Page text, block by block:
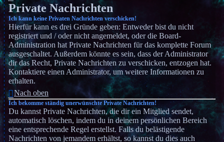
Private Nachrichten
Ich kann keine Privaten Nachrichten verschicken!
Hierfür kann es drei Gründe geben: Entweder bist du nicht
registriert und / oder nicht angemeldet, oder die Board-
Administration hat Private Nachrichten für das komplette Forum
ausgeschaltet. Außerdem könnte es sein, dass der Administrator
dir das Recht, Private Nachrichten zu verschicken, entzogen hat.
Kontaktiere einen Administrator, um weitere Informationen zu
erhalten.
Nach oben
Ich bekomme ständig unerwünschte Private Nachrichten!
Du kannst Private Nachrichten, die dir ein Mitglied sendet,
automatisch löschen, indem du in deinem persönlichen Bereich
eine entsprechende Regel erstellst. Falls du belästigende
Nachrichten von jemandem erhältst, so kannst du dies auch